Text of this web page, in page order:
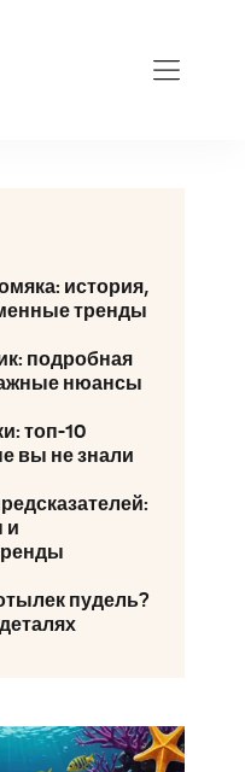
история,
тренды
подробная
нюансы
топ-10
вы не знали
и
пудель?